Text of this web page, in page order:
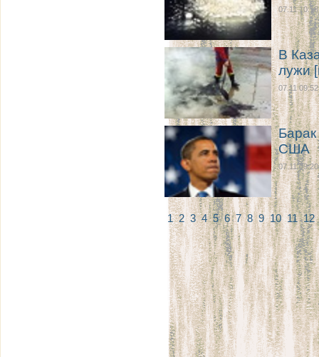
07.11 10:18
В
лужи
07.11 09:52
США
07.11 09:20
12345678 9101112